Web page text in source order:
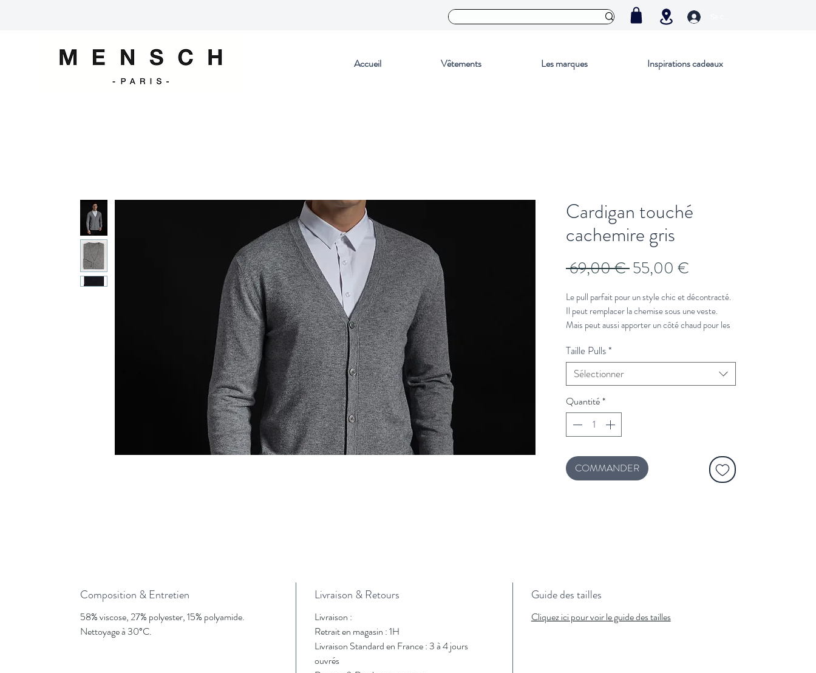
Accueil Vêtements Les marques Inspirations cadeaux
Cardigan touché
cachemire gris
69,00 € Prix
55,00 €
Le pull parfait pour un style chic et décontracté.
Il peut remplacer la chemise sous une veste.
Mais peut aussi apporter un côté chaud pour les
À associer avec :
un jeanspour le week-end ou
semaine,
et uneveste en laine beige
Vous souhaitez plus de conseils de
Voir le guide des tailles
Taille Pulls*
Sélectionner
Quantité*
COMMANDER
Composition & Entretien
58% viscose, 27% polyester, 15% polyamide.
Nettoyage à 30°C.
Livraison & Retours
Livraison :
Retrait en magasin : 1H
Livraison Standard en France : 3 à 4 jours
ouvrés
Guide des tailles
Cliquez ici pour voir le guide des tailles